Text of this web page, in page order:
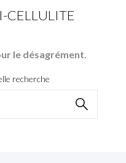
CELLULITE
le désagrément.
recherche